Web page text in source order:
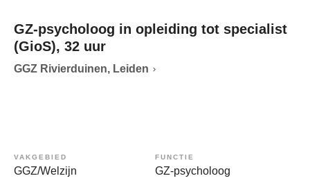
GZ-psycholoog in opleiding tot specialist
(GioS), 32 uur
GGZ Rivierduinen, Leiden
VAKGEBIED
GGZ/Welzijn
FUNCTIE
GZ-psycholoog